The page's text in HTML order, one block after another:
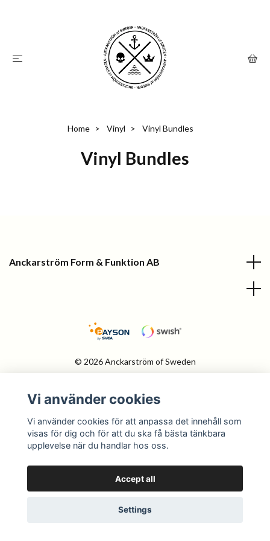
Home Vinyl Vinyl Bundles
Vinyl Bundles
Anckarström Form & Funktion AB
© 2026 Anckarström of Sweden
Vi använder cookies
Vi använder cookies för att anpassa det innehåll som
visas för dig och för att du ska få bästa tänkbara
upplevelse när du handlar hos oss.
Accept all
Settings